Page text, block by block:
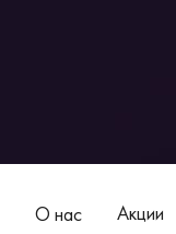
О нас Акции